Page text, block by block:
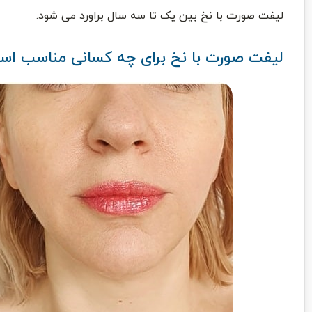
لیفت صورت با نخ بین یک تا سه سال براورد می شود.
لیفت صورت با نخ برای چه کسانی مناسب